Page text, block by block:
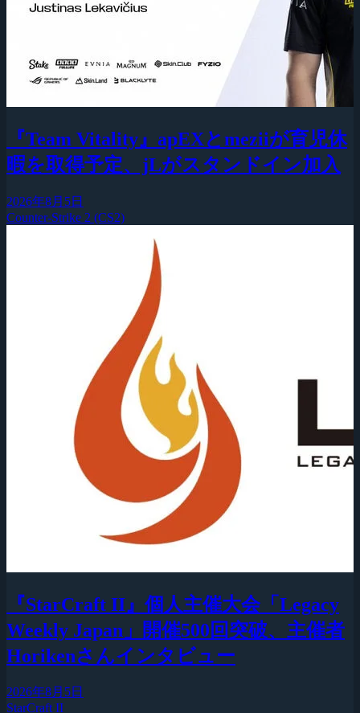
『Team Vitality』apEXとmeziiが育児休
暇を取得予定、jLがスタンドイン加入
2026年8月5日
Counter-Strike 2 (CS2)
『StarCraft II』個人主催大会「Legacy
Weekly Japan」開催500回突破、主催者
Horikenさんインタビュー
2026年8月5日
StarCraft II